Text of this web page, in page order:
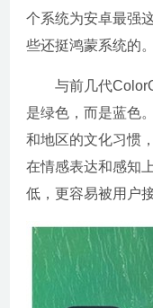
个系统为安卓最强
些还挺鸿蒙系统的。
与前几代
是绿色，而是蓝色
和地区的文化习惯
在情感表达和感知
低，更容易被用户接